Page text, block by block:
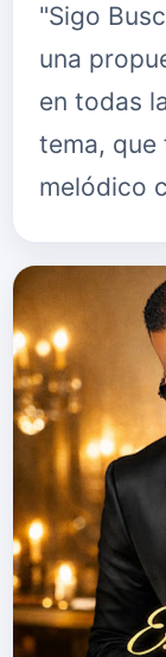
"Sigo
una
en todas
tema, que
melódico